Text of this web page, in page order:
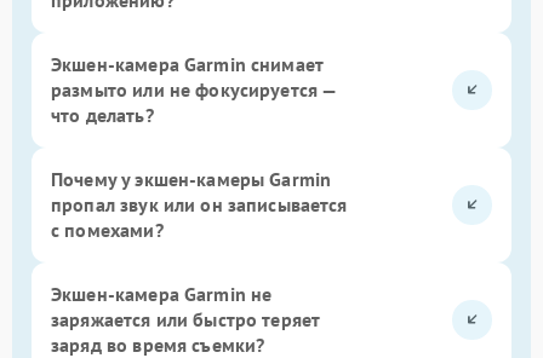
Экшен-камера Garmin снимает
размыто или не фокусируется —
что делать?
Почему у экшен-камеры Garmin
пропал звук или он записывается
с помехами?
Экшен-камера Garmin не
заряжается или быстро теряет
заряд во время съемки?